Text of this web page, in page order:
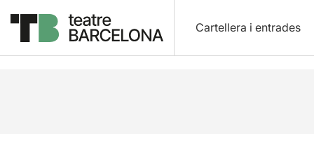
Cartellera i entrades